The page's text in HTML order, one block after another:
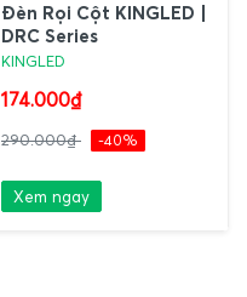
Đèn Rọi Cột KINGLED |
DRC Series
KINGLED
174.000₫
290.000₫ -40%
Xem ngay